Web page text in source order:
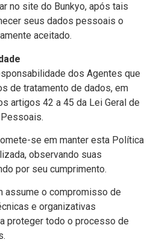
no site do Bunkyo, após tais
seus dados pessoais o
aceitado.
dos Agentes que
de tratamento de dados, em
artigos 42 a 45 da Lei Geral de
se em manter esta Política
observando suas
por seu cumprimento.
assume o compromisso de
e organizativas
proteger todo o processo de